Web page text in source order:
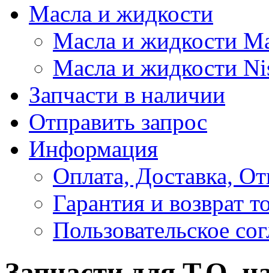
Масла и жидкости
Масла и жидкости
Масла и жидкости
Запчасти в наличии
Отправить запрос
Информация
Оплата, Доставка,
Гарантия и возврат
Пользовательское